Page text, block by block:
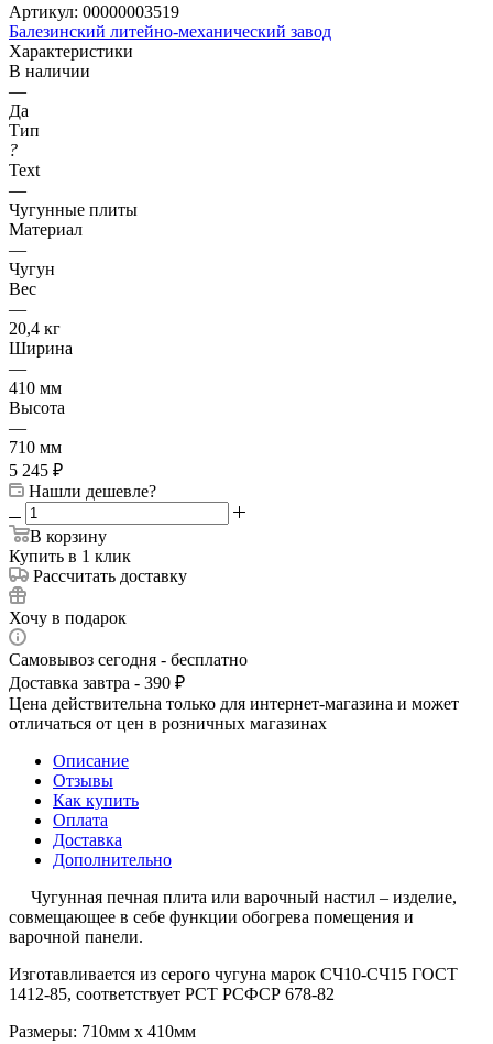
Артикул: 00000003519
Балезинский литейно-механический завод
Характеристики
В наличии
—
Да
Тип
?
Text
—
Чугунные плиты
Материал
—
Чугун
Вес
—
20,4 кг
Ширина
—
410 мм
Высота
—
710 мм
5 245 ₽
Нашли дешевле?
В корзину
Купить в 1 клик
Рассчитать доставку
Хочу в подарок
Самовывоз сегодня - бесплатно
Доставка завтра - 390 ₽
Цена действительна только для интернет-магазина и может
отличаться от цен в розничных магазинах
Описание
Отзывы
Как купить
Оплата
Доставка
Дополнительно
Чугунная печная плита или варочный настил – изделие,
совмещающее в себе функции обогрева помещения и
варочной панели.
Изготавливается из серого чугуна марок СЧ10-СЧ15 ГОСТ
1412-85, соответствует РСТ РСФСР 678-82
Размеры: 710мм х 410мм